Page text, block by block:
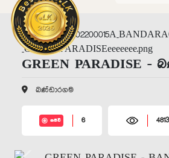
GREEN PARADISE -
බණ්ඩාරගම
සජීවී 6